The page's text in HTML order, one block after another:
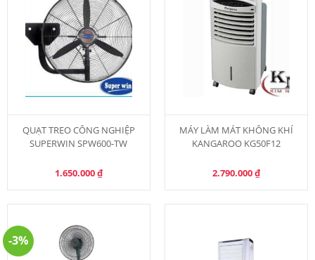
QUẠT TREO CÔNG NGHIỆP
SUPERWIN SPW600-TW
1.650.000₫
MÁY LÀM MÁT KHÔNG KHÍ
KANGAROO KG50F12
2.790.000₫
-3%